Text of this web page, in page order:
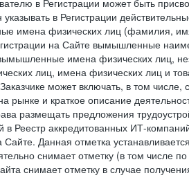
в Регистрации может быть
указывать в Регистрации
имена физических лиц (фамилия,
на Сайте вымышленные
имена физических лиц,
лиц, имена физических лиц и
может включать, в том
рынке и краткое описание
размещать предложения
в Реестр аккредитованных ИТ-
Сайте. Данная отметка
снимает отметку (в том числе
снимает отметку в случае